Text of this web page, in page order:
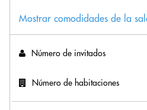
Mostrar comodidades de la
Número de invitados
Número de habitaciones